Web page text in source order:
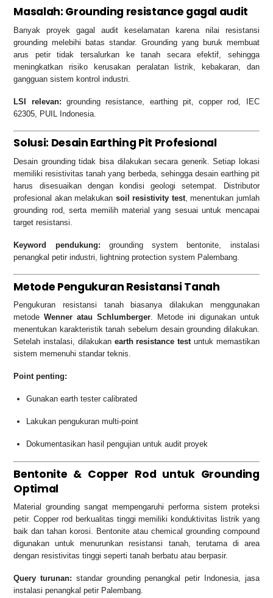
Masalah: Grounding resistance gagal audit
Banyak proyek gagal audit keselamatan karena nilai resistansi
grounding melebihi batas standar. Grounding yang buruk membuat
arus petir tidak tersalurkan ke tanah secara efektif, sehingga
meningkatkan risiko kerusakan peralatan listrik, kebakaran, dan
gangguan sistem kontrol industri.
LSI relevan: grounding resistance, earthing pit, copper rod, IEC
62305, PUIL Indonesia.
Solusi: Desain Earthing Pit Profesional
Desain grounding tidak bisa dilakukan secara generik. Setiap lokasi
memiliki resistivitas tanah yang berbeda, sehingga desain earthing pit
harus disesuaikan dengan kondisi geologi setempat. Distributor
profesional akan melakukan soil resistivity test, menentukan jumlah
grounding rod, serta memilih material yang sesuai untuk mencapai
target resistansi.
Keyword pendukung: grounding system bentonite, instalasi
penangkal petir industri, lightning protection system Palembang.
Metode Pengukuran Resistansi Tanah
Pengukuran resistansi tanah biasanya dilakukan menggunakan
metodeWenner atau Schlumberger. Metode ini digunakan untuk
menentukan karakteristik tanah sebelum desain grounding dilakukan.
Setelah instalasi, dilakukan earth resistance testuntuk memastikan
sistem memenuhi standar teknis.
Point penting:
Gunakan earth tester calibrated
Lakukan pengukuran multi-point
Dokumentasikan hasil pengujian untuk audit proyek
Bentonite & Copper Rod untuk Grounding
Optimal
Material grounding sangat mempengaruhi performa sistem proteksi
petir. Copper rod berkualitas tinggi memiliki konduktivitas listrik yang
baik dan tahan korosi. Bentonite atau chemical grounding compound
digunakan untuk menurunkan resistansi tanah, terutama di area
dengan resistivitas tinggi seperti tanah berbatu atau berpasir.
Query turunan: standar grounding penangkal petir Indonesia, jasa
instalasi penangkal petir Palembang.